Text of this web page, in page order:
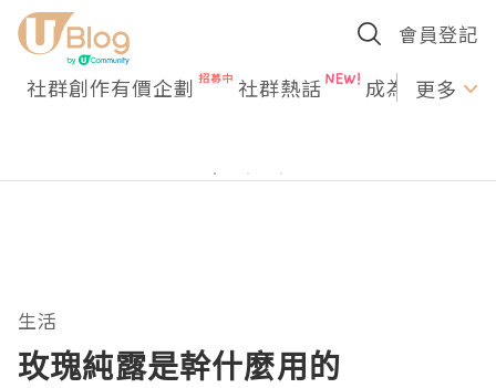
會員登記
社群創作有價企劃 社群熱話 成為U更多
生活
玫瑰純露是幹什麼用的